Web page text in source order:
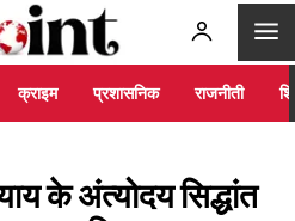
क्राइम प्रशासनिक राजनीती
के अंत्योदय सिद्धांत